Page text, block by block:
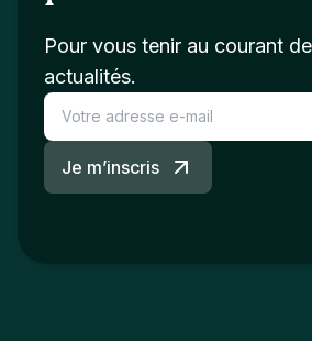
Pour vous tenir au courant
actualités.
Je m’inscris